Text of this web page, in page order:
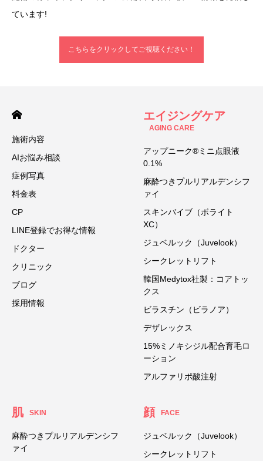
ています!
こちらをクリックしてご視聴ください！
施術内容
AIお悩み相談
症例写真
料金表
CP
LINE登録でお得な情報
ドクター
クリニック
ブログ
採用情報
エイジングケア
AGING CARE
アップニーク®ミニ点眼液
0.1%
麻酔つきプルリアルデンシフ
ァイ
スキンバイブ（ボライト
XC）
ジュベルック（Juvelook）
シークレットリフト
韓国Medytox社製：コアトッ
クス
ビラスチン（ビラノア）
デザレックス
15%ミノキシジル配合育毛ロ
ーション
アルファリポ酸注射
肌 SKIN
麻酔つきプルリアルデンシフ
ァイ
顔 FACE
ジュベルック（Juvelook）
シークレットリフト